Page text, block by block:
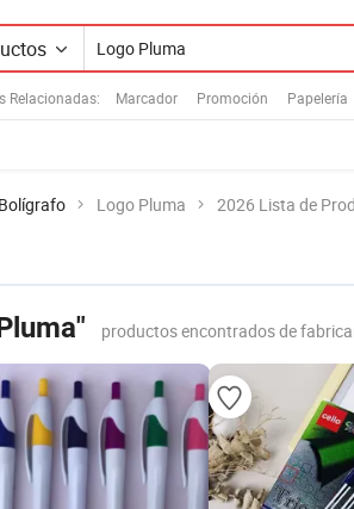
Relacionadas: Marcador Promoción Papelería
Bolígrafo Logo Pluma 2026 Lista de
productos encontrados de